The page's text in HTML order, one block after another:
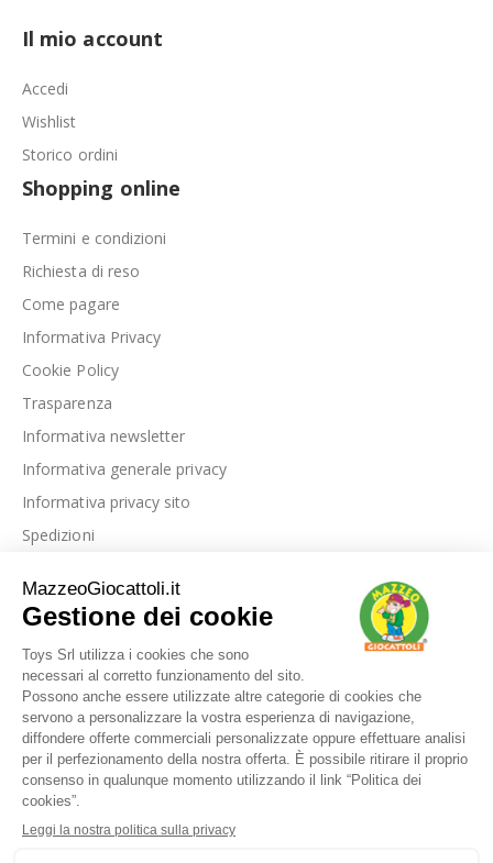
Il mio account
Accedi
Wishlist
Storico ordini
Shopping online
Termini e condizioni
Richiesta di reso
Come pagare
Informativa Privacy
Cookie Policy
Trasparenza
Informativa newsletter
Informativa generale privacy
Informativa privacy sito
Spedizioni
La nostra azienda
Le nostre recensioni
Blog
Dove siamo
Contattaci
I nostri marchi